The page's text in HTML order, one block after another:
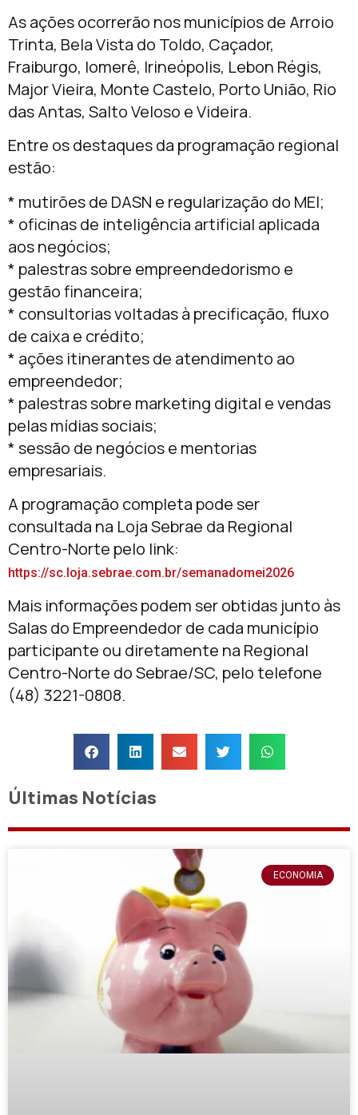
As ações ocorrerão nos municípios de Arroio
Trinta, Bela Vista do Toldo, Caçador,
Fraiburgo, Iomerê, Irineópolis, Lebon Régis,
Major Vieira, Monte Castelo, Porto União, Rio
das Antas, Salto Veloso e Videira.
Entre os destaques da programação regional
estão:
* mutirões de DASN e regularização do MEI;
* oficinas de inteligência artificial aplicada
aos negócios;
* palestras sobre empreendedorismo e
gestão financeira;
* consultorias voltadas à precificação, fluxo
de caixa e crédito;
* ações itinerantes de atendimento ao
empreendedor;
* palestras sobre marketing digital e vendas
pelas mídias sociais;
* sessão de negócios e mentorias
empresariais.
A programação completa pode ser
consultada na Loja Sebrae da Regional
Centro-Norte pelo link:
https://sc.loja.sebrae.com.br/semanadomei2026
Mais informações podem ser obtidas junto às
Salas do Empreendedor de cada município
participante ou diretamente na Regional
Centro-Norte do Sebrae/SC, pelo telefone
(48) 3221-0808.
Últimas Notícias
ECONOMIA